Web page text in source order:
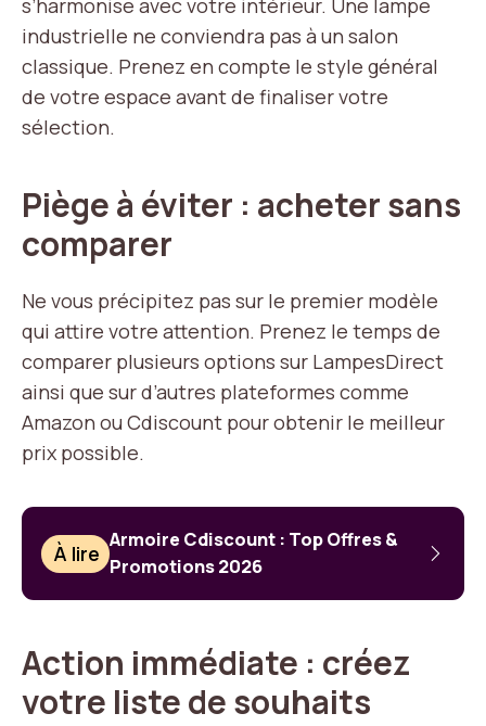
s’harmonise avec votre intérieur. Une lampe
industrielle ne conviendra pas à un salon
classique. Prenez en compte le style général
de votre espace avant de finaliser votre
sélection.
Piège à éviter : acheter sans
comparer
Ne vous précipitez pas sur le premier modèle
qui attire votre attention. Prenez le temps de
comparer plusieurs options sur LampesDirect
ainsi que sur d’autres plateformes comme
Amazon ou Cdiscount pour obtenir le meilleur
prix possible.
À lire
Armoire Cdiscount : Top Offres &
Promotions 2026
Action immédiate : créez
votre liste de souhaits